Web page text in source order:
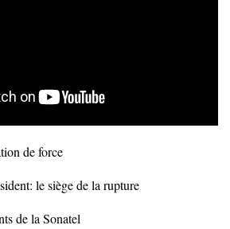
de force
le siège de la rupture
de la Sonatel